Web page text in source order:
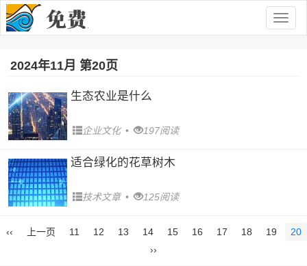
2024年11月 第20页
生态农业是什么
企业文化 • 197阅读
适合绿化的花草树木
技术文章 • 125阅读
‹‹ 上一页 11 12 13 14 15 16 17 18 19
20
››